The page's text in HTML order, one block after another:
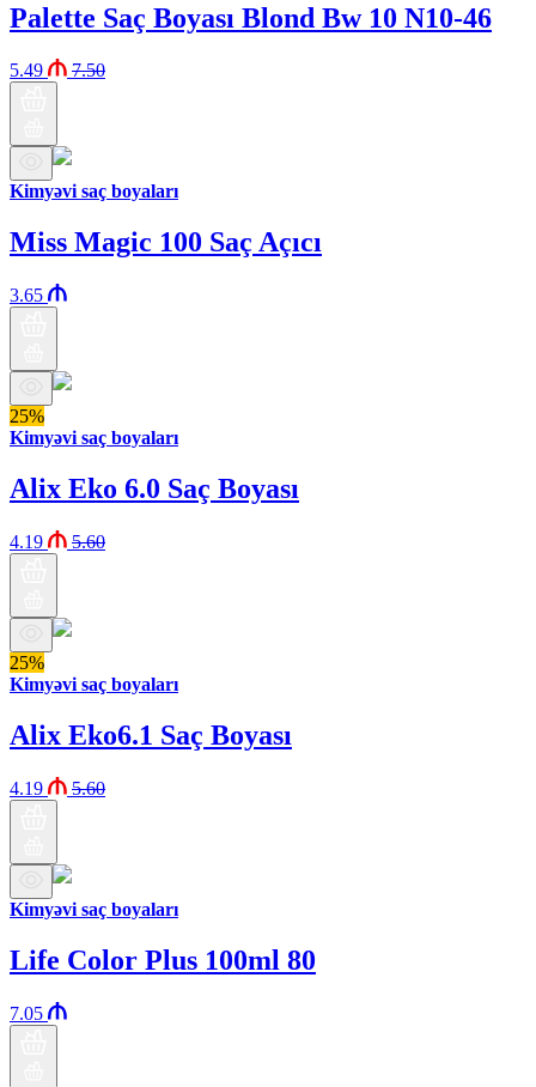
Palette Saç Boyası Blond Bw 10 N10-46
5.49 7.50
Kimyəvi saç boyaları
Miss Magic 100 Saç Açıcı
3.65
25%
Kimyəvi saç boyaları
Alix Eko 6.0 Saç Boyası
4.19 5.60
25%
Kimyəvi saç boyaları
Alix Eko6.1 Saç Boyası
4.19 5.60
Kimyəvi saç boyaları
Life Color Plus 100ml 80
7.05